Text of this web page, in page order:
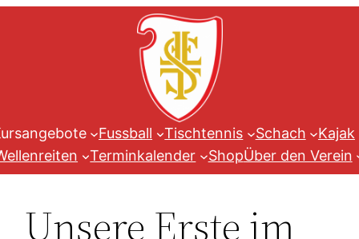
Fussball Tischtennis Schach
Kajak
Terminkalender ShopÜber den Verein
Unsere Erste im